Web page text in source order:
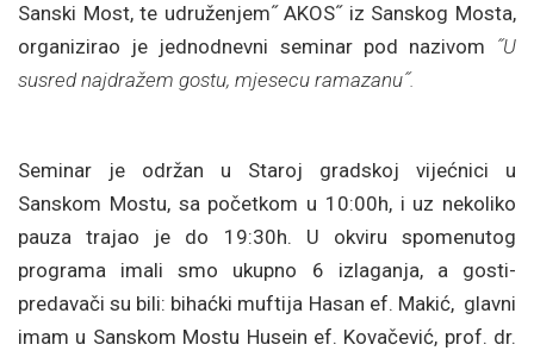
Sanski Most, te udruženjem˝ AKOS˝ iz Sanskog Mosta,
organizirao je jednodnevni seminar pod nazivom ˝U
susred najdražem gostu, mjesecu ramazanu˝.
Seminar je održan u Staroj gradskoj vijećnici u
Sanskom Mostu, sa početkom u 10:00h, i uz nekoliko
pauza trajao je do 19:30h. U okviru spomenutog
programa imali smo ukupno 6 izlaganja, a gosti-
predavači su bili: bihaćki muftija Hasan ef. Makić, glavni
imam u Sanskom Mostu Husein ef. Kovačević, prof. dr.